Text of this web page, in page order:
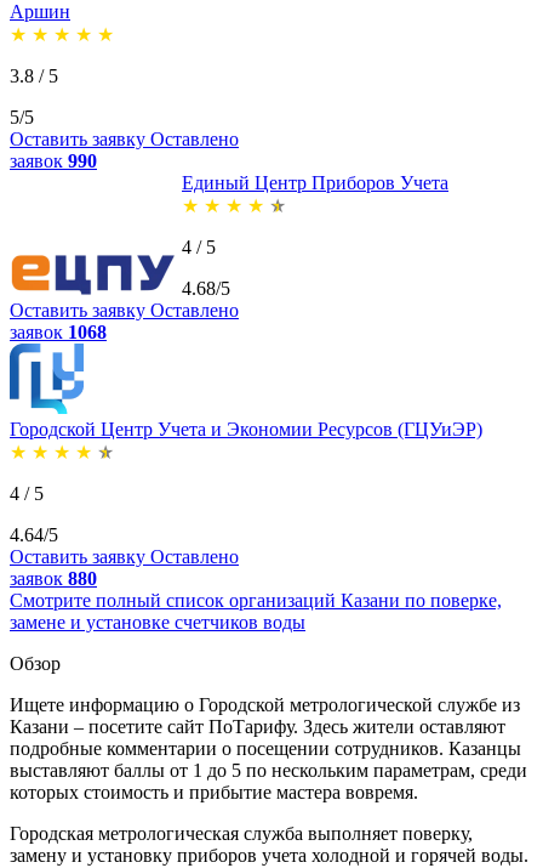
Аршин
★ ★ ★ ★ ★
3.8 / 5
5/5
Оставить заявку Оставлено
заявок 990
Единый Центр Приборов Учета
★ ★ ★ ★ ★
4 / 5
4.68/5
Оставить заявку Оставлено
заявок 1068
Городской Центр Учета и Экономии Ресурсов (ГЦУиЭР)
★ ★ ★ ★ ★
4 / 5
4.64/5
Оставить заявку Оставлено
заявок 880
Смотрите полный список организаций Казани по поверке,
замене и установке счетчиков воды
Обзор
Ищете информацию о Городской метрологической службе из
Казани – посетите сайт ПоТарифу. Здесь жители оставляют
подробные комментарии о посещении сотрудников. Казанцы
выставляют баллы от 1 до 5 по нескольким параметрам, среди
которых стоимость и прибытие мастера вовремя.
Городская метрологическая служба выполняет поверку,
замену и установку приборов учета холодной и горячей воды.